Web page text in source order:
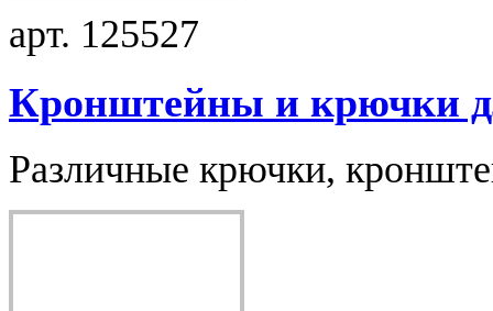
арт. 125527
Кронштейны и крючки
Различные крючки,